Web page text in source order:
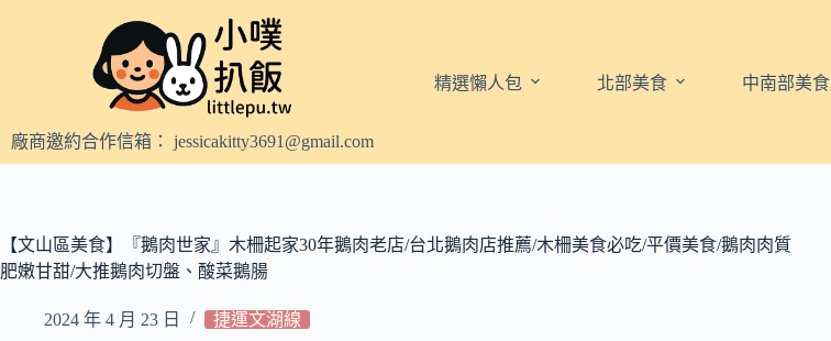
容廠商邀約合作信箱： jessicakitty3691@gmail.com
精選懶人包 北部美食 中南部美食
【文山區美食】『鵝肉世家』木柵起家30年鵝肉老店/台北鵝肉店推薦/木柵美食必吃/平價美食/鵝肉肉質
肥嫩甘甜/大推鵝肉切盤、酸菜鵝腸
2024 年 4 月 23 日 捷運文湖線